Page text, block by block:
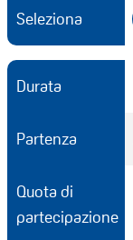
Seleziona
Durata
Partenza
Quota di
partecipazione